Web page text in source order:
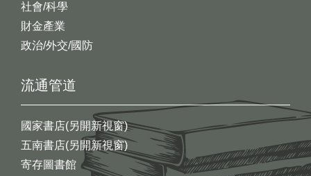
社會/科學
財金產業
政治/外交/國防
流通管道
國家書店(另開新視窗)
五南書店(另開新視窗)
寄存圖書館